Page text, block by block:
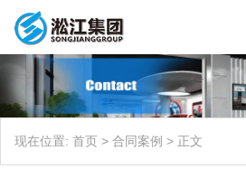
现在位置: 首页 > 合同案例 > 正文